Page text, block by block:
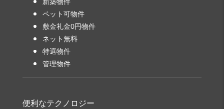
ペット可物件
敷金礼金0円物件
ネット無料
特選物件
管理物件
便利なテクノロジー